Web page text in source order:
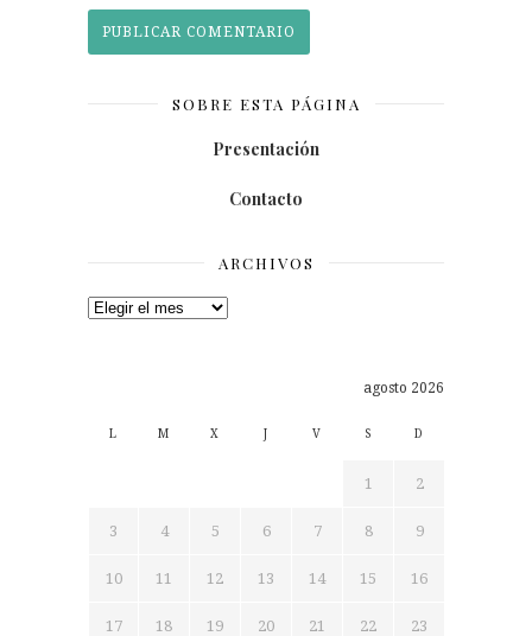
SOBRE ESTA PÁGINA
Presentación
Contacto
ARCHIVOS
Archivos
agosto 2026
L M X J V S D
1 2
3 4 5 6 7 8 9
10 11 12 13 14 15 16
17 18 19 20 21 22 23